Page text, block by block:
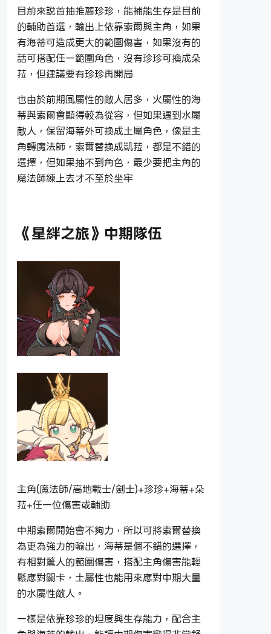
目前來說首抽推薦珍珍，能補能生存是目前
的輔助首選，輸出上依靠索爾與主角，如果
有海蒂可造成更大的範圍傷害，如果沒有的
話可搭配任一範圍角色，沒有珍珍可換成朵
菈，但建議要有珍珍再開局
也由於前期風屬性的敵人居多，火屬性的海
蒂與索爾會顯得較為從容，但如果遇到水屬
敵人，保留海蒂外可換成土屬角色，像是主
角轉魔法師，索爾替換成凱菈，都是不錯的
選擇，但如果抽不到角色，最少要把主角的
魔法師練上去才不至於坐牢
《星絆之旅》中期隊伍
主角(魔法師/高地戰士/劍士)+珍珍+海蒂+朵
菈+任一位傷害或輔助
中期索爾開始會不夠力，所以可將索爾替換
為更為強力的輸出，海蒂是個不錯的選擇，
有相對驚人的範圍傷害，搭配主角傷害能輕
鬆應對關卡，土屬性也能用來應對中期大量
的水屬性敵人。
一樣是依靠珍珍的坦度與生存能力，配合主